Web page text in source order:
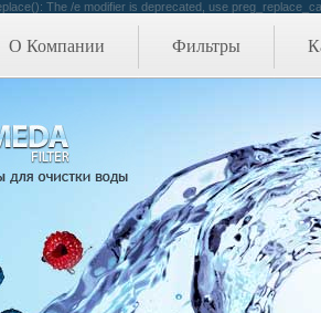
The /e modifier is deprecated, use
О Компании Фильтры